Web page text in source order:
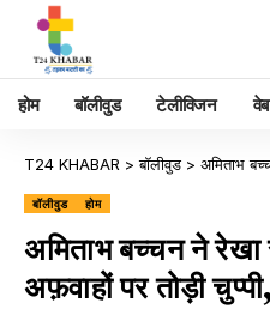
होम बॉलीवुड टेलीविजन
T24 KHABAR >बॉलीवुड > अमिताभ बच्चन ने रेखा
बॉलीवुड होम
अमिताभ बच्चन ने
अफ़वाहों पर तोड़ी